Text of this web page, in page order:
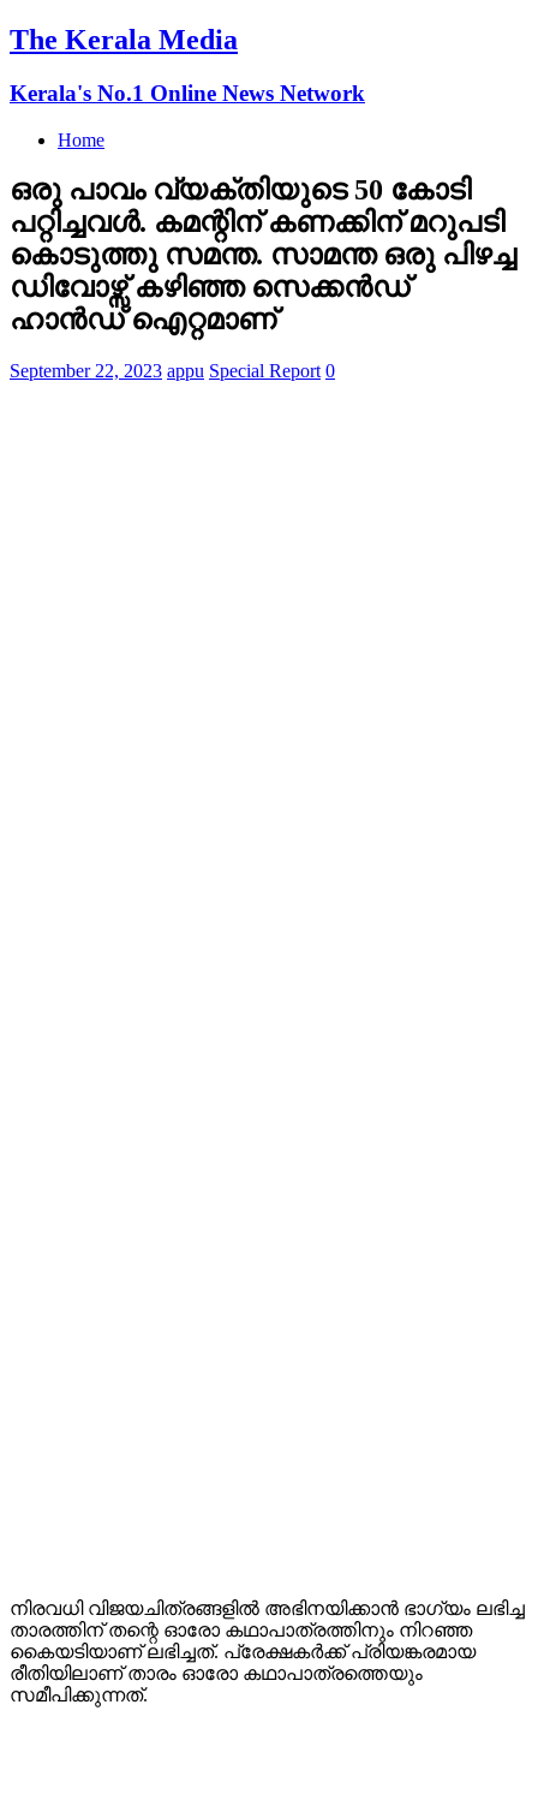
The Kerala Media
Kerala's No.1 Online News Network
Home
ഒരു പാവം വ്യക്തിയുടെ 50 കോടി
പറ്റിച്ചവൾ. കമന്റിന് കണക്കിന് മറുപടി
കൊടുത്തു സമന്ത. സാമന്ത ഒരു പിഴച്ച
ഡിവോഴ്സ് കഴിഞ്ഞ സെക്കൻഡ്
ഹാൻഡ് ഐറ്റമാണ്
September 22, 2023 appu Special Report 0
നിരവധി വിജയചിത്രങ്ങളിൽ അഭിനയിക്കാൻ ഭാഗ്യം ലഭിച്ച
താരത്തിന് തന്റെ ഓരോ കഥാപാത്രത്തിനും നിറഞ്ഞ
കൈയടിയാണ് ലഭിച്ചത്. പ്രേക്ഷകർക്ക് പ്രിയങ്കരമായ
രീതിയിലാണ് താരം ഓരോ കഥാപാത്രത്തെയും
സമീപിക്കുന്നത്.